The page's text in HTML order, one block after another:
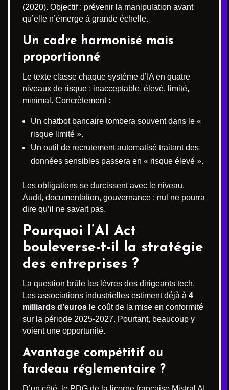
(2020). Objectif : prévenir la manipulation avant
qu’elle n’émerge à grande échelle.
Un cadre harmonisé mais
proportionné
Le texte classe chaque système d’IA en quatre
niveaux de risque : inacceptable, élevé, limité,
minimal. Concrètement :
Un chatbot bancaire tombera souvent dans le «
risque limité ».
Un outil de recrutement automatisé traitant des
données sensibles passera en « risque élevé ».
Les obligations se durcissent avec le niveau.
Audit, documentation, gouvernance : nul ne pourra
dire qu’il ne savait pas.
Pourquoi l’AI Act
bouleverse-t-il la stratégie
des entreprises ?
La question brûle les lèvres des dirigeants tech.
Les associations industrielles estiment déjà à 4
milliards d’euros le coût de la mise en conformité
sur la période 2025-2027. Pourtant, beaucoup y
voient une opportunité.
Avantage compétitif ou
fardeau réglementaire ?